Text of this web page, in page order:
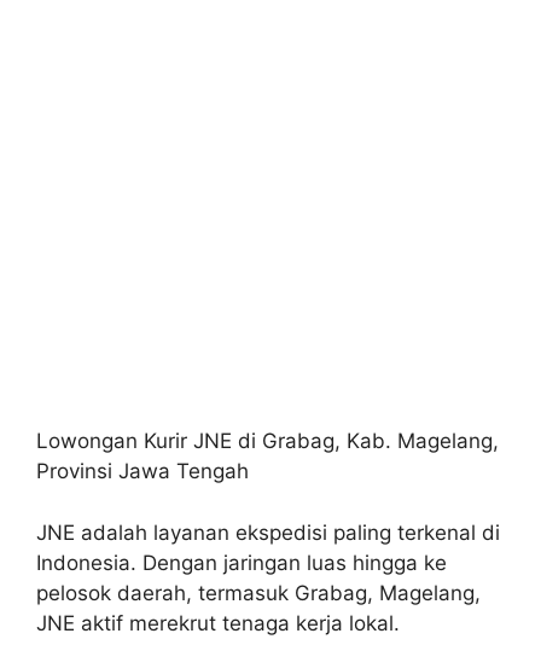
Lowongan Kurir JNE di Grabag, Kab. Magelang,
Provinsi Jawa Tengah
JNE adalah layanan ekspedisi paling terkenal di
Indonesia. Dengan jaringan luas hingga ke
pelosok daerah, termasuk Grabag, Magelang,
JNE aktif merekrut tenaga kerja lokal.